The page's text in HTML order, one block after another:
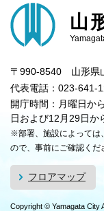
山
〒990-8540 山形県
代表電話：023-641-
開庁時間：月曜日か
日および12月29日か
※部署、施設によっては
ので、事前にご確認くだ
フロアマップ
Copyright © Yamagata City